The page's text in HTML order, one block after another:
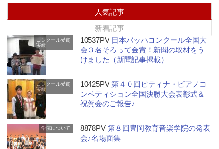
人気記事
新着記事
コンクール受賞
実績
10537PV 日本バッハコンクール全国大
会３名そろって金賞！新聞の取材をう
けました（新聞記事掲載）
コンクール受賞
実績
10425PV第４０回ピティナ・ピアノコ
ンペティション全国決勝大会表彰式＆
祝賀会のご報告♪
学院について 8878PV第８回豊岡教育音楽学院の発表
会♪名場面集